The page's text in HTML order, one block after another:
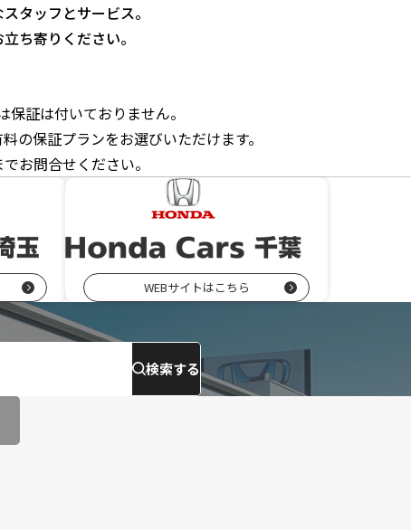
タッフとサービス。
ち寄りください。
保証は付いておりません。
の保証プランをお選びいただけます。
お問合せください。
WEBサイトはこちら
検索する